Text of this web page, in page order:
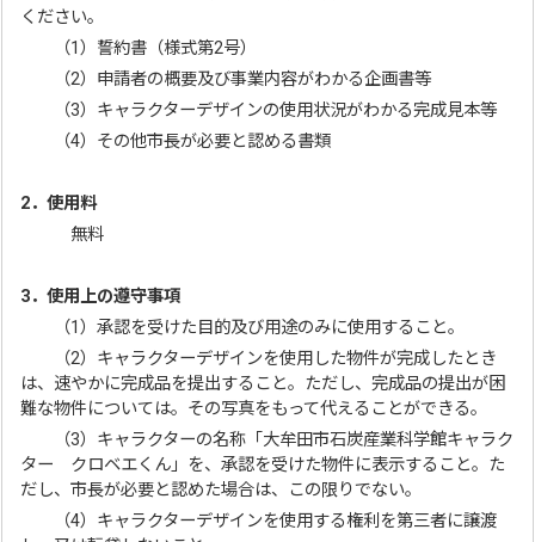
ください。
（1）誓約書（様式第2号）
（2）申請者の概要及び事業内容がわかる企画書等
（3）キャラクターデザインの使用状況がわかる完成見本等
（4）その他市長が必要と認める書類
2．使用料
無料
3．使用上の遵守事項
（1）承認を受けた目的及び用途のみに使用すること。
（2）キャラクターデザインを使用した物件が完成したとき
は、速やかに完成品を提出すること。ただし、完成品の提出が困
難な物件については。その写真をもって代えることができる。
（3）キャラクターの名称「大牟田市石炭産業科学館キャラク
ター クロベエくん」を、承認を受けた物件に表示すること。た
だし、市長が必要と認めた場合は、この限りでない。
（4）キャラクターデザインを使用する権利を第三者に譲渡